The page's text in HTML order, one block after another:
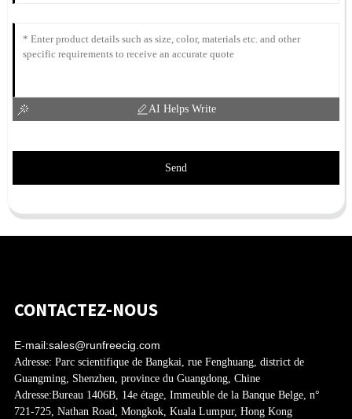
AI Helps Write
Send
CONTACTEZ-NOUS
E-mail:sales@runfreecig.com
Adresse: Parc scientifique de Bangkai, rue Fenghuang, district de
Guangming, Shenzhen, province du Guangdong, Chine
Adresse:Bureau 1406B, 14e étage, Immeuble de la Banque Belge, n°
721-725, Nathan Road, Mongkok, Kuala Lumpur, Hong Kong